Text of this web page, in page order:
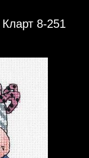
8-251